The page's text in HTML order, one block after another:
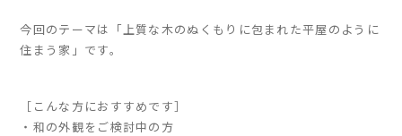
- 内観デザイン
- 生活デザイン
性能
今回のテーマは「上質な木のぬくもりに包まれた平屋のように
住まう家」です。
［こんな方におすすめです］
・和の外観をご検討中の方